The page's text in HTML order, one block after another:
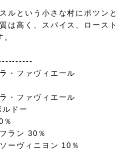
ルという小さな村にポツン
は高く、スパイス、ロース
ファヴィエール
ファヴィエール
ドー
30％
ニヨン 10％